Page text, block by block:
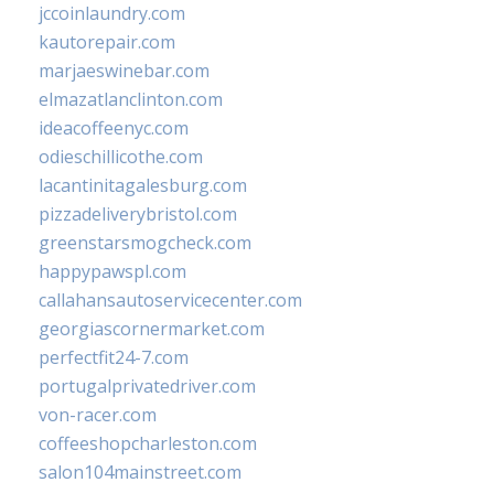
jccoinlaundry.com
kautorepair.com
marjaeswinebar.com
elmazatlanclinton.com
ideacoffeenyc.com
odieschillicothe.com
lacantinitagalesburg.com
pizzadeliverybristol.com
greenstarsmogcheck.com
happypawspl.com
callahansautoservicecenter.com
georgiascornermarket.com
perfectfit24-7.com
portugalprivatedriver.com
von-racer.com
coffeeshopcharleston.com
salon104mainstreet.com